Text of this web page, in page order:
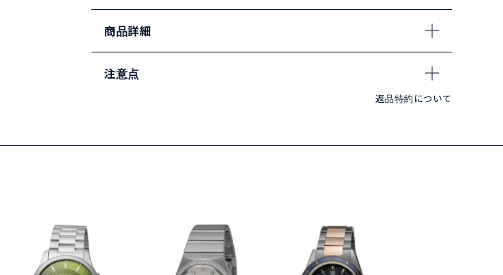
商品詳細
注意点
返品特約について